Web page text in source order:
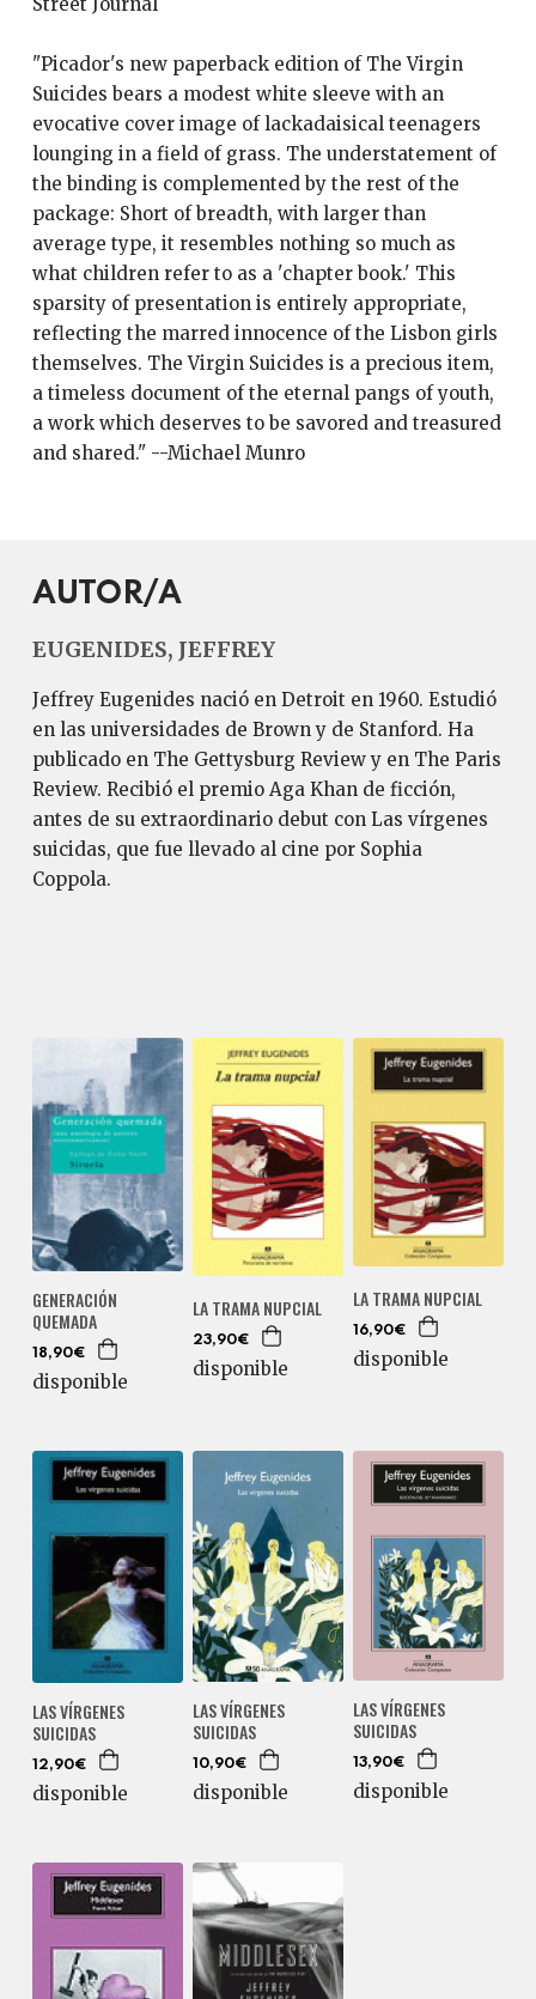
"Picador's new paperback edition of The Virgin
Suicides bears a modest white sleeve with an
evocative cover image of lackadaisical teenagers
lounging in a field of grass. The understatement of
the binding is complemented by the rest of the
package: Short of breadth, with larger than
average type, it resembles nothing so much as
what children refer to as a 'chapter book.' This
sparsity of presentation is entirely appropriate,
reflecting the marred innocence of the Lisbon girls
themselves. The Virgin Suicides is a precious item,
a timeless document of the eternal pangs of youth,
a work which deserves to be savored and treasured
and shared." --Michael Munro
AUTOR/A
EUGENIDES, JEFFREY
Jeffrey Eugenides nació en Detroit en 1960. Estudió
en las universidades de Brown y de Stanford. Ha
publicado en The Gettysburg Review y en The Paris
Review. Recibió el premio Aga Khan de ficción,
antes de su extraordinario debut con Las vírgenes
suicidas, que fue llevado al cine por Sophia
Coppola.
GENERACIÓN
QUEMADA
18,90€
disponible
LA TRAMA NUPCIAL
23,90€
disponible
LA TRAMA NUPCIAL
16,90€
disponible
LAS VÍRGENES
SUICIDAS
12,90€
disponible
LAS VÍRGENES
SUICIDAS
10,90€
disponible
LAS VÍRGENES
SUICIDAS
13,90€
disponible